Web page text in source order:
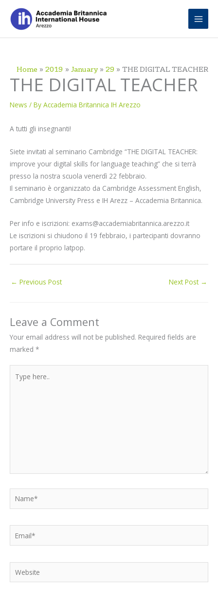
content
Home 2019 January 29 THE DIGITAL TEACHER
THE DIGITAL TEACHER
News / By Accademia Britannica IH Arezzo
A tutti gli insegnanti!
Siete invitati al seminario Cambridge “THE DIGITAL TEACHER:
improve your digital skills for language teaching” che si terrà
presso la nostra scuola venerdì 22 febbraio.
Il seminario è organizzato da Cambridge Assessment English,
Cambridge University Press e IH Arezz – Accademia Britannica.
Per info e iscrizioni: exams@accademiabritannica.arezzo.it
Le iscrizioni si chiudono il 19 febbraio, i partecipanti dovranno
portare il proprio latpop.
← Previous Post Next Post →
Leave a Comment
Your email address will not be published. Required fields are
marked *
here..
Name*
Website